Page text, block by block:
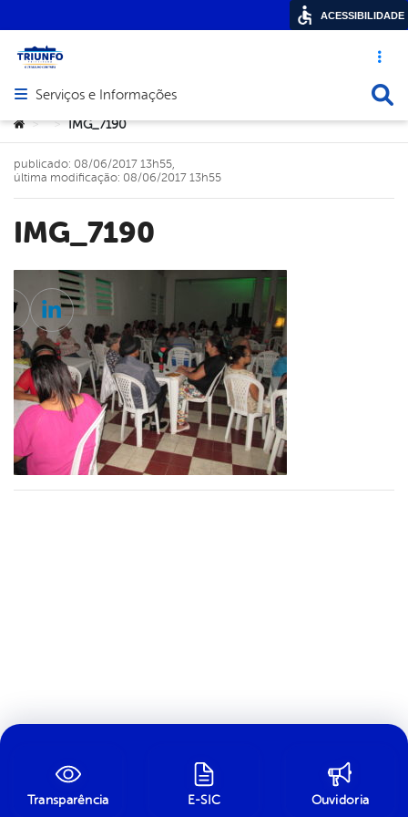
Acesso
Abrir menu principal de navegação
Serviços e Informações
Você está aqui:
> > IMG_7190
IMG_7190
publicado: 08/06/2017 13h55,
última modificação: 08/06/2017 13h55
Twitter
Linkedin
Transparência E-SIC Ouvidoria
ACESSIBILIDADE